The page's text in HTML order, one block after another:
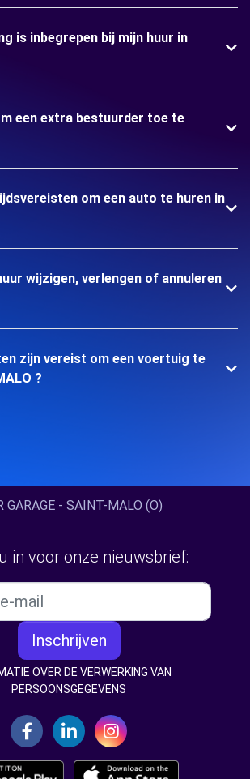
is inbegrepen bij mijn huur in
een extra bestuurder toe te
om een auto te huren in
wijzigen, verlengen of annuleren
zijn vereist om een voertuig te
?
GARAGE - SAINT-MALO (O)
in voor onze nieuwsbrief:
Inschrijven
OVER DE VERWERKING VAN
PERSOONSGEGEVENS